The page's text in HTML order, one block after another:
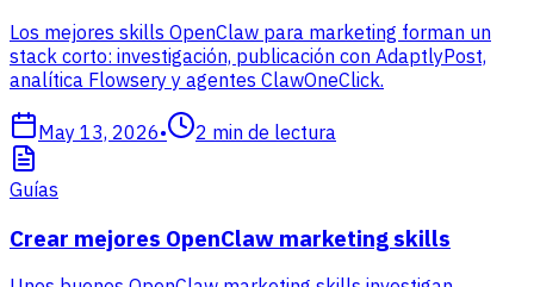
Los mejores skills OpenClaw para marketing forman un
stack corto: investigación, publicación con AdaptlyPost,
analítica Flowsery y agentes ClawOneClick.
May 13, 2026• 2 min de lectura
Guías
Crear mejores OpenClaw marketing skills